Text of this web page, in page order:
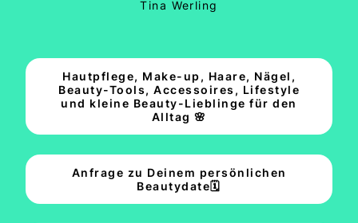
Tina Werling
Hautpflege, Make-up, Haare, Nägel,
Beauty-Tools, Accessoires, Lifestyle
und kleine Beauty-Lieblinge für den
Alltag 🌸
Anfrage zu Deinem persönlichen
Beautydate🗓️